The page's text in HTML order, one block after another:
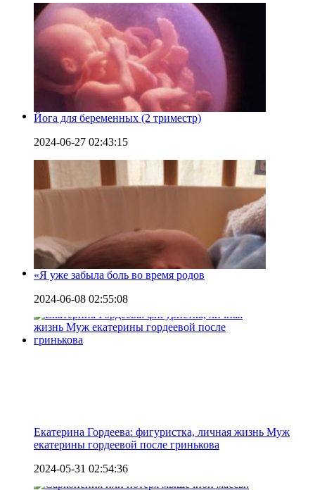
Йога для беременных (2 триместр)
2024-06-27 02:43:15
«Я уже забыла боль во время родов
2024-06-08 02:55:08
Екатерина Гордеева: фигуристка, личная жизнь Муж
екатерины гордеевой после гринькова
2024-05-31 02:54:36